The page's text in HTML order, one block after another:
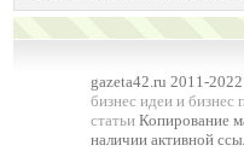
gazeta42.ru 2011-
бизнес идеи и бизнес
статьи Копирование
наличии активной